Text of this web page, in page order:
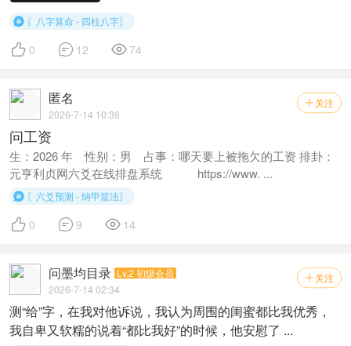
 〖八字算命 - 四柱八字〗
 0  12  74
 关注
匿名
2026-7-14 10:36
问工资
生：2026 年 性别：男 占事：哪天要上被拖欠的工资 排卦：
元亨利贞网六爻在线排盘系统 https://www. ...
 〖六爻预测 - 纳甲筮法〗
 0  9  14
 关注
问墨均目录 Lv.2 初级会员
2026-7-14 02:34
测“给”字，在我对他诉说，我认为周围的闺蜜都比我优秀，
我自卑又软糯的说着“都比我好”的时候，他安慰了 ...